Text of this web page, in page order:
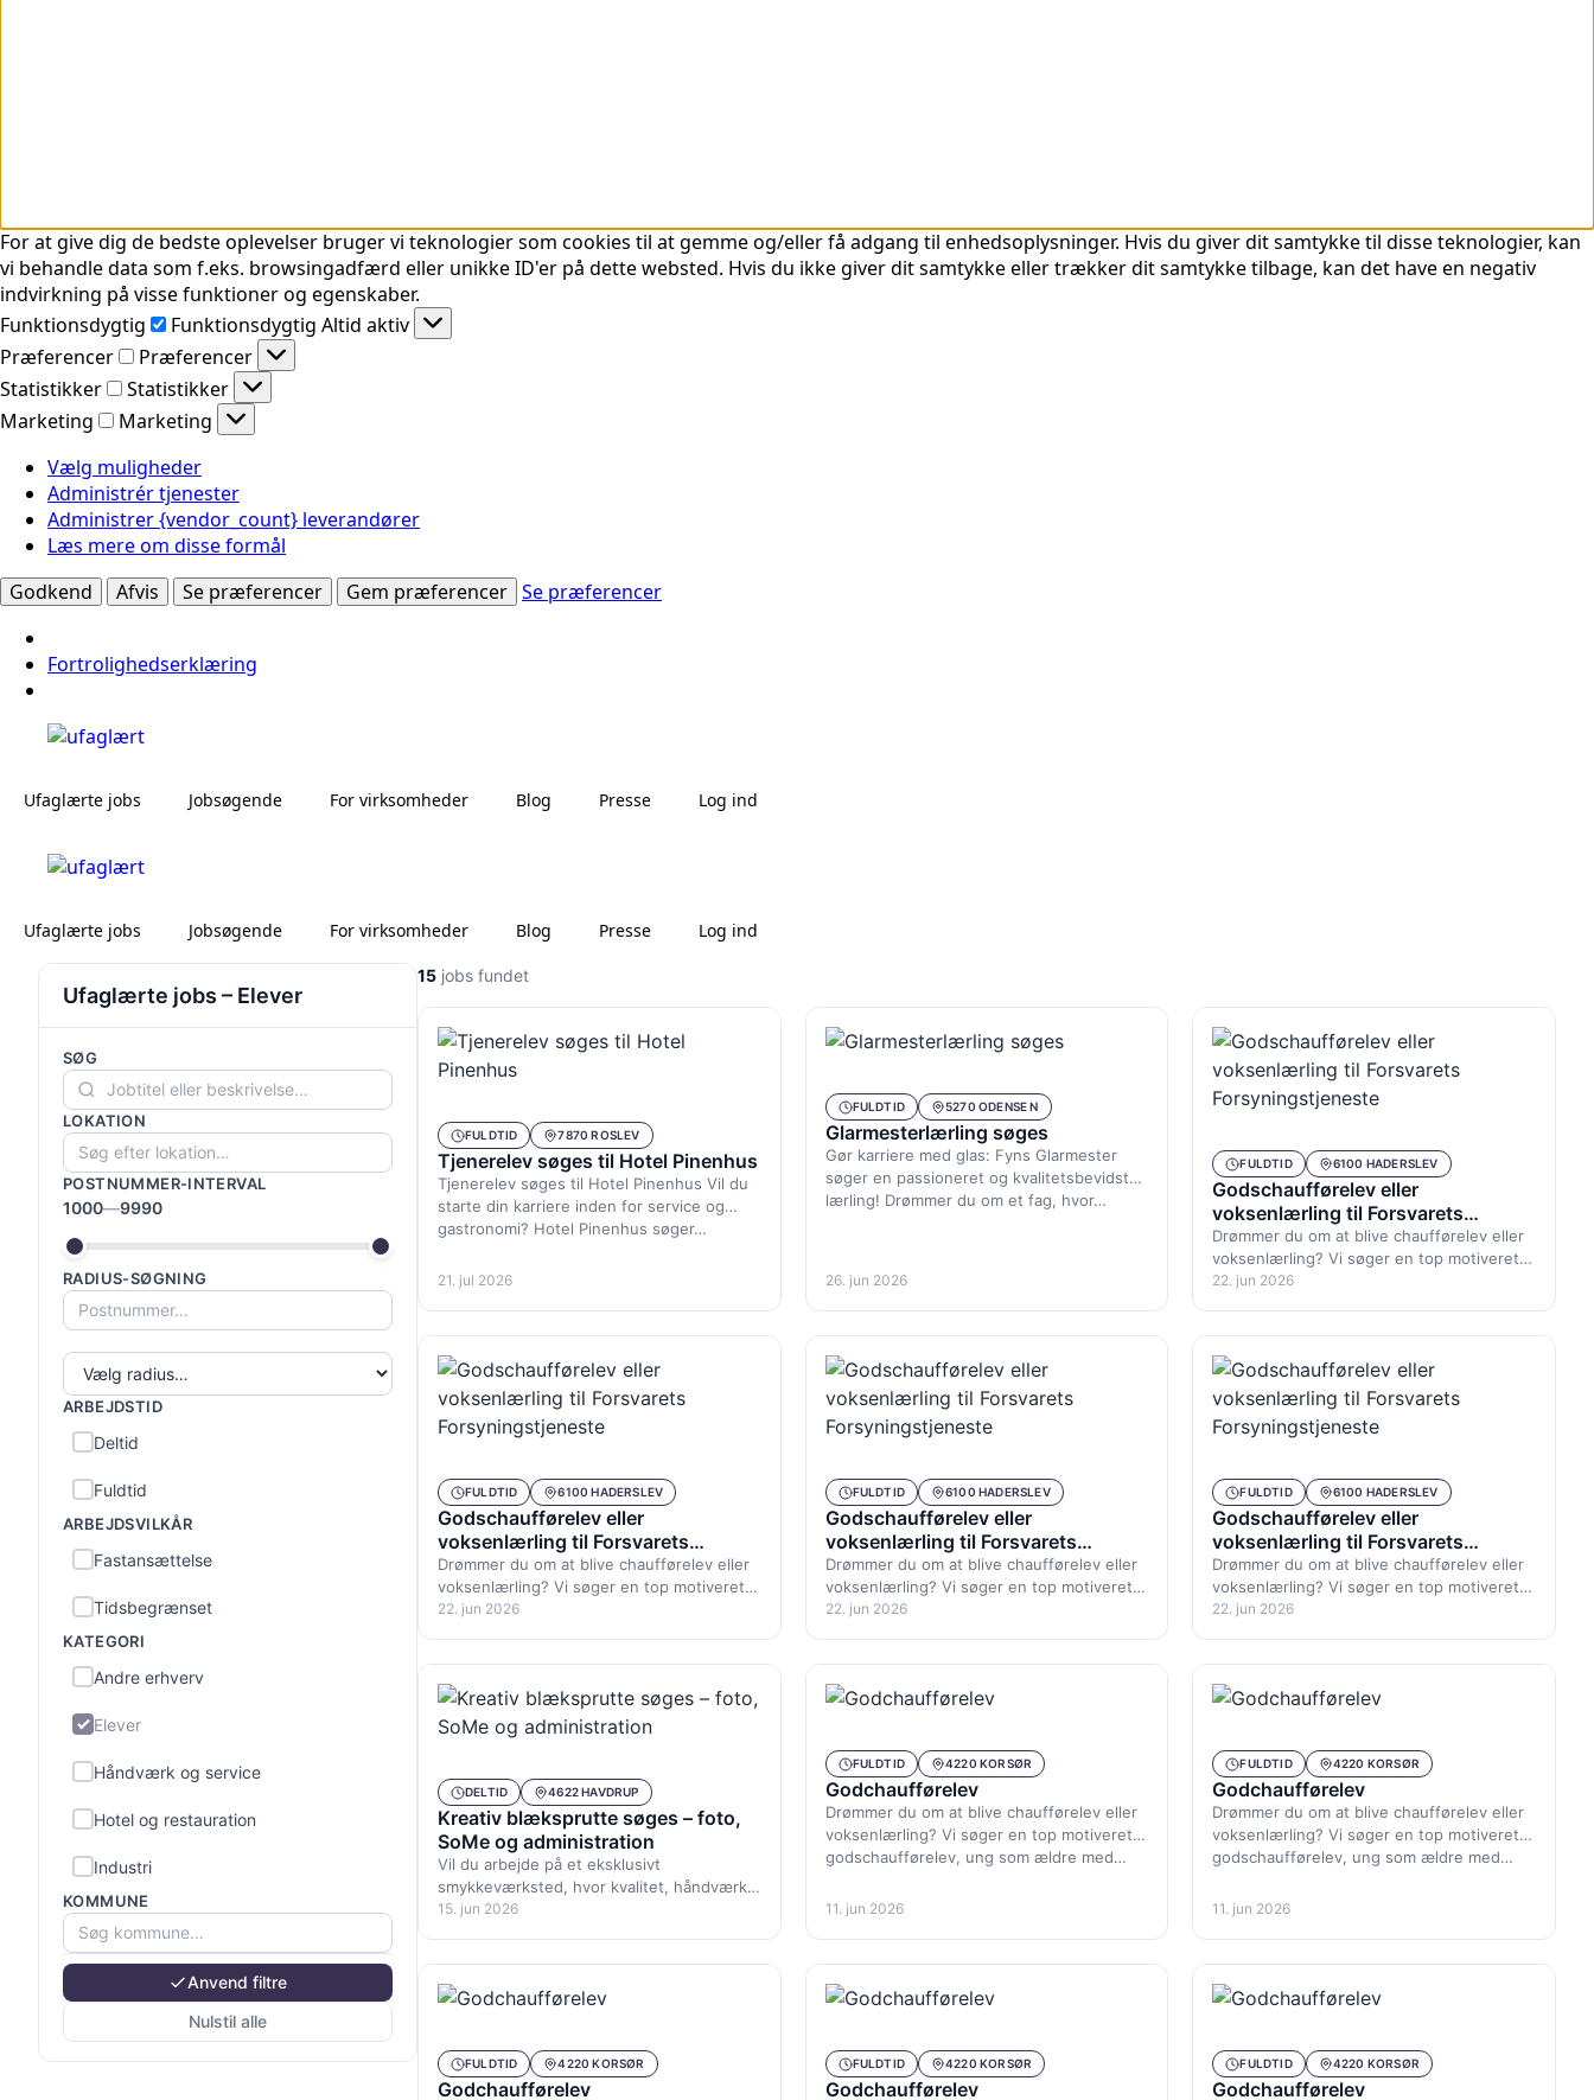
For at give dig de bedste oplevelser bruger vi teknologier som cookies til at gemme og/eller få adgang til enhedsoplysninger. Hvis du giver dit samtykke til disse teknologier, kan
vi behandle data som f.eks. browsingadfærd eller unikke ID'er på dette websted. Hvis du ikke giver dit samtykke eller trækker dit samtykke tilbage, kan det have en negativ
indvirkning på visse funktioner og egenskaber.
Funktionsdygtig
Funktionsdygtig Altid aktiv
Præferencer
Præferencer
Statistikker
Statistikker
Marketing
Marketing
Vælg muligheder
Administrér tjenester
Administrer {vendor_count} leverandører
Læs mere om disse formål
Godkend
Afvis Se præferencer Gem præferencer Se præferencer
Fortrolighedserklæring
Ufaglærte jobs Jobsøgende For virksomheder Blog Presse Log ind
Ufaglærte jobs Jobsøgende For virksomheder Blog Presse Log ind
Ufaglærte jobs – Elever
SØG
LOKATION
POSTNUMMER-INTERVAL
1000—9990
RADIUS-SØGNING
ARBEJDSTID
Deltid
Fuldtid
ARBEJDSVILKÅR
Fastansættelse
Tidsbegrænset
KATEGORI
Andre erhverv
Elever
Håndværk og service
Hotel og restauration
Industri
Kontor og administration
Kunst, kultur og sport
Land-, skov- og havebrug
Ledelse
KOMMUNE
Anvend filtre
Nulstil alle
15 jobs fundet
FULDTID 7870 ROSLEV
Tjenerelev søges til Hotel Pinenhus
Tjenerelev søges til Hotel Pinenhus Vil du
starte din karriere inden for service og
gastronomi? Hotel Pinenhus søger…
21. jul 2026
FULDTID 5270 ODENSE N
Glarmesterlærling søges
Gør karriere med glas: Fyns Glarmester
søger en passioneret og kvalitetsbevidst
lærling! Drømmer du om et fag, hvor…
26. jun 2026
FULDTID 6100 HADERSLEV
Godschaufførelev eller
voksenlærling til Forsvarets
Forsyningstjeneste
Drømmer du om at blive chaufførelev eller
voksenlærling? Vi søger en top motiveret
godschaufførelev, ung som ældre med…
22. jun 2026
FULDTID 6100 HADERSLEV
Godschaufførelev eller
voksenlærling til Forsvarets
Forsyningstjeneste
Drømmer du om at blive chaufførelev eller
voksenlærling? Vi søger en top motiveret
godschaufførelev, ung som ældre med…
22. jun 2026
FULDTID 6100 HADERSLEV
Godschaufførelev eller
voksenlærling til Forsvarets
Forsyningstjeneste
Drømmer du om at blive chaufførelev eller
voksenlærling? Vi søger en top motiveret
godschaufførelev, ung som ældre med…
22. jun 2026
FULDTID 6100 HADERSLEV
Godschaufførelev eller
voksenlærling til Forsvarets
Forsyningstjeneste
Drømmer du om at blive chaufførelev eller
voksenlærling? Vi søger en top motiveret
godschaufførelev, ung som ældre med…
22. jun 2026
DELTID 4622 HAVDRUP
Kreativ blæksprutte søges – foto,
SoMe og administration
Vil du arbejde på et eksklusivt
smykkeværksted, hvor kvalitet, håndværk
og æstetik går hånd i hånd? Hos
15. jun 2026
FULDTID 4220 KORSØR
Godchaufførelev
Drømmer du om at blive chaufførelev eller
voksenlærling? Vi søger en top motiveret
godschaufførelev, ung som ældre med…
11. jun 2026
FULDTID 4220 KORSØR
Godchaufførelev
Drømmer du om at blive chaufførelev eller
voksenlærling? Vi søger en top motiveret
godschaufførelev, ung som ældre med…
11. jun 2026
FULDTID 4220 KORSØR
Godchaufførelev
FULDTID 4220 KORSØR
Godchaufførelev
FULDTID 4220 KORSØR
Godchaufførelev